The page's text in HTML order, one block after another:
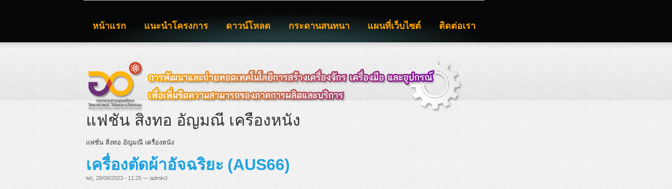
หน้าแรก แนะนำโครงการ ดาวน์โหลด กระดานสนทนา แผนที่เว็บไซต์ ติดต่อเรา
แฟชั่น สิ่งทอ อัญมณี เครื่องหนัง
แฟชั่น สิ่งทอ อัญมณี เครื่องหนัง
เครื่องตัดผ้าอัจฉริยะ (AUS66)
พฤ, 28/09/2023 - 11:25 — admin3